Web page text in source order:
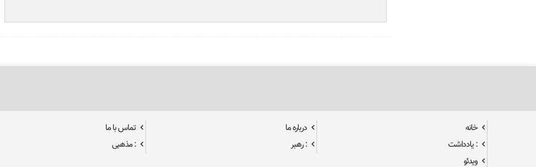
خانه درباره ما تماس با ما
: یادداشت
: رهبر : مذهبی
ویدئو